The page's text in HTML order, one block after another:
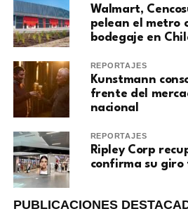
Walmart,
pelean el metro
bodegaje en
REPORTAJES
Kunstmann
frente del
nacional
REPORTAJES
Ripley Corp
confirma su giro
PUBLICACIONES